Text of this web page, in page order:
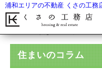
浦和エリアの不動産 くさの工務
住まいのコラム